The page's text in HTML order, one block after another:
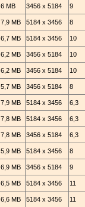
6 MB 3456 x 5184 9
7,9 MB 5184 x 3456 8
6,7 MB 5184 x 3456 10
6,2 MB 3456 x 5184 10
6,2 MB 3456 x 5184 10
5,7 MB 3456 x 5184 8
7,9 MB 5184 x 3456 6,3
7,8 MB 5184 x 3456 6,3
7,8 MB 3456 x 5184 6,3
5,9 MB 5184 x 3456 8
6,9 MB 3456 x 5184 9
6,5 MB 5184 x 3456 11
6,6 MB 5184 x 3456 11